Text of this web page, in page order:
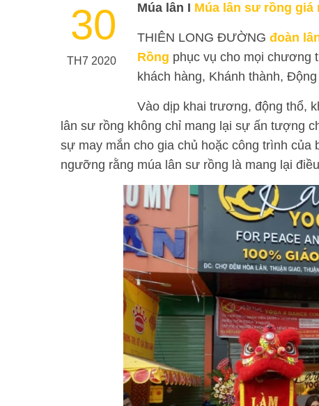
30
TH7 2020
Múa lân I Múa lân sư rồng giá
THIÊN LONG ĐƯỜNG đoàn
Rồng phục vụ cho mọi chương
khách hàng, Khánh thành, Động
Vào dịp khai trương, động thổ,
lân sư rồng không chỉ mang lại sự ấn tượng
sự may mắn cho gia chủ hoặc công trình
ngưỡng rằng múa lân sư rồng là mang lại